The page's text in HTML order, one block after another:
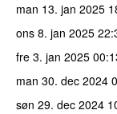
man 13. jan 2025
ons 8. jan 2025
fre 3. jan 2025
man 30. dec 2024
søn 29. dec 2024